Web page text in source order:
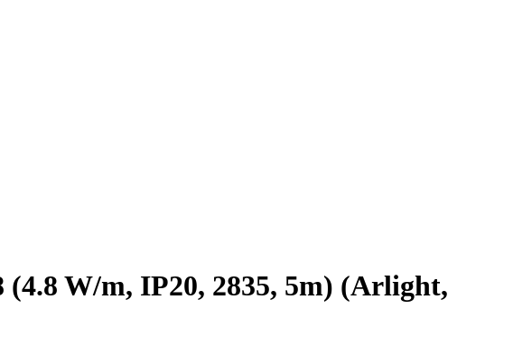
(4.8 W/m, IP20, 2835, 5m) (Arlight,